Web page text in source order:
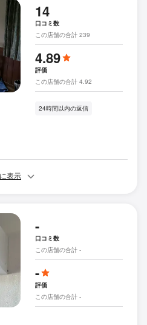
14
口コミ数
この店舗の合計 239
4.89
評価
この店舗の合計 4.92
24時間以内の返信
表示
-
口コミ数
この店舗の合計 -
-
評価
この店舗の合計 -